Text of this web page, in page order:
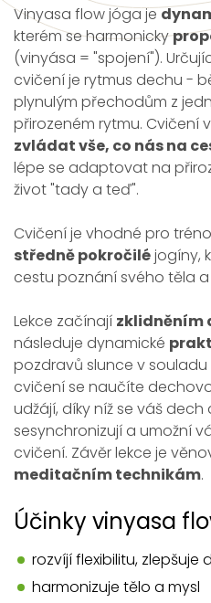
Vinyasa flow jóga je
kterém se harmonicky
(vinyása = "spojení").
cvičení je rytmus dechu -
plynulým přechodům z
přirozeném rytmu. Cvičení
zvládat vše, co nás na
lépe se adaptovat na
život "tady a teď".
Cvičení je vhodné pro
středně pokročiléjogíny,
cestu poznání svého těla a
Lekce začínají zklidněním
následuje dynamické
pozdravů slunce v
cvičení se naučíte
udžájí, díky níž se váš dech
sesynchronizují a umožní
cvičení. Závěr lekce je
meditačním technikám.
Účinky vinyasa
rozvíjí flexibilitu, zlepšuje
harmonizuje tělo a mysl